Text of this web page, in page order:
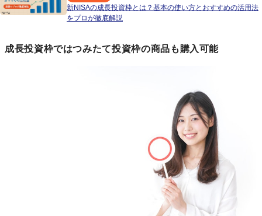
新NISAの成長投資枠とは？基本の使い方とおすすめの活用法
をプロが徹底解説
成長投資枠ではつみたて投資枠の商品も購入可能